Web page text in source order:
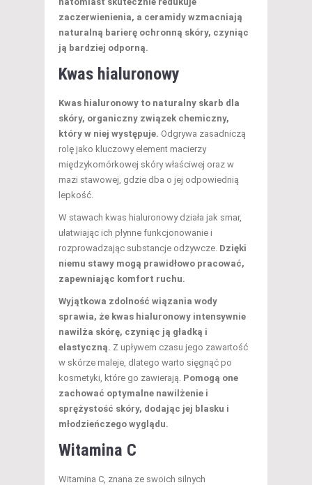
zaczerwienienia, a ceramidy wzmacniają
naturalną barierę ochronną skóry, czyniąc
ją bardziej odporną.
Kwas hialuronowy
Kwas hialuronowy to naturalny skarb dla
skóry, organiczny związek chemiczny,
który w niej występuje. Odgrywa zasadniczą
rolę jako kluczowy element macierzy
międzykomórkowej skóry właściwej oraz w
mazi stawowej, gdzie dba o jej odpowiednią
lepkość.
W stawach kwas hialuronowy działa jak smar,
ułatwiając ich płynne funkcjonowanie i
rozprowadzając substancje odżywcze. Dzięki
niemu stawy mogą prawidłowo pracować,
zapewniając komfort ruchu.
Wyjątkowa zdolność wiązania wody
sprawia, że kwas hialuronowy intensywnie
nawilża skórę, czyniąc ją gładką i
elastyczną. Z upływem czasu jego zawartość
w skórze maleje, dlatego warto sięgnąć po
kosmetyki, które go zawierają. Pomogą one
zachować optymalne nawilżenie i
sprężystość skóry, dodając jej blasku i
młodzieńczego wyglądu.
Witamina C
Witamina C, znana ze swoich silnych